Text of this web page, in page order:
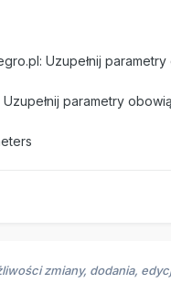
Uzupełnij
parametry
zmiany, dodania,